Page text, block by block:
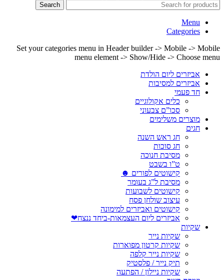
Search
Menu
Categories
Set your categories menu in Header builder -> Mobile -> Mobile
menu element -> Show/Hide -> Choose menu
אביזרים ליום הולדת
אביזרים למסיבות
חד פעמי
כלים אקולוגיים
סכו”ם צבעוני
מוצרים משלימים
חגים
חג ראש השנה
חג סוכות
מסיבת חנוכה
ט”ו בשבט
קישוטים לפורים ☻
מסיבת ל”ג בעומר
קישוטים לשבועות
עיצוב שולחן פסח
קישוטים ואביזרים למימונה
אביזרים ליום העצמאות-ביחד ננצח❤
שקיות
שקיות נייר
שקיות קרטון מפוארות
שקיות נייר קלפה
תיק נייר / פלסטיק
שקיות ניילון / הפתעה